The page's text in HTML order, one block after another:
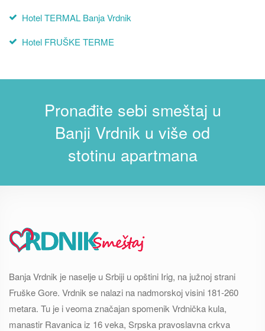
Hotel TERMAL Banja Vrdnik
Hotel FRUŠKE TERME
Pronađite sebi smeštaj u
Banji Vrdnik u više od
stotinu apartmana
Banja Vrdnik je naselje u Srbiji u opštini Irig, na južnoj strani
Fruške Gore. Vrdnik se nalazi na nadmorskoj visini 181-260
metara. Tu je i veoma značajan spomenik Vrdnička kula,
manastir Ravanica iz 16 veka, Srpska pravoslavna crkva